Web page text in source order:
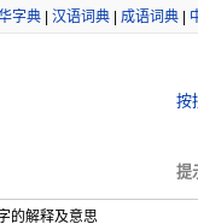
字典| 汉语词典| 成语词典|
按
提
的解释及意思